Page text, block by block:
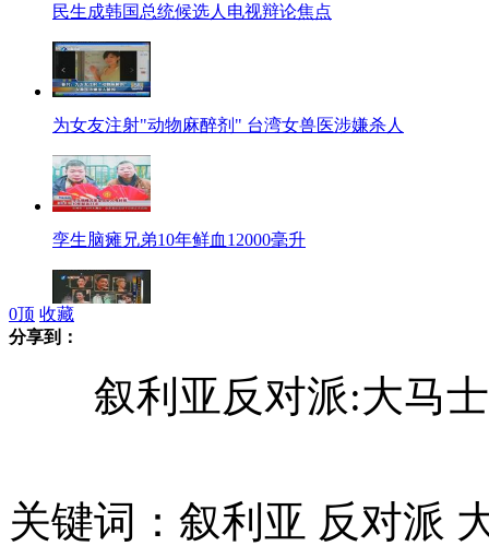
民生成韩国总统候选人电视辩论焦点
为女友注射"动物麻醉剂" 台湾女兽医涉嫌杀人
孪生脑瘫兄弟10年鲜血12000毫升
0顶 收藏
分享到：
叙利亚反对派:大马士
关键词：叙利亚 反对派